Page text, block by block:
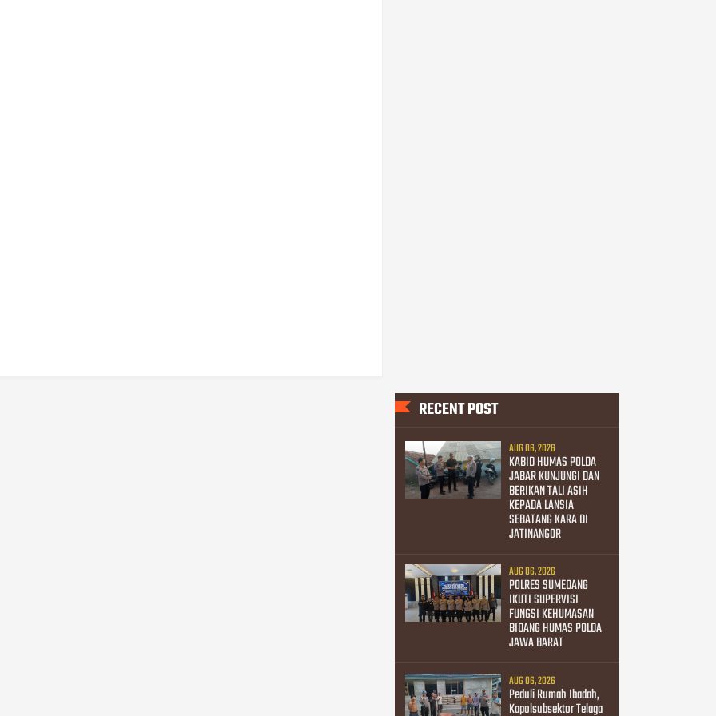
RECENT POST
AUG 06, 2026
KABID HUMAS POLDA
JABAR KUNJUNGI DAN
BERIKAN TALI ASIH
KEPADA LANSIA
SEBATANG KARA DI
JATINANGOR
AUG 06, 2026
POLRES SUMEDANG
IKUTI SUPERVISI
FUNGSI KEHUMASAN
BIDANG HUMAS POLDA
JAWA BARAT
AUG 06, 2026
Peduli Rumah Ibadah,
Kapolsubsektor Telaga